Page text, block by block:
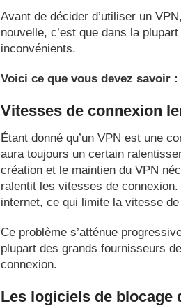
Avant de décider d’utiliser un
nouvelle, c’est que dans la
inconvénients.
Voici ce que vous devez savoir :
Vitesses de connexion
Étant donné qu’un VPN est une
aura toujours un certain
création et le maintien du VPN
ralentit les vitesses de
internet, ce qui limite la vitesse
Ce problème s’atténue
plupart des grands fournisseurs
connexion.
Les logiciels de blocage